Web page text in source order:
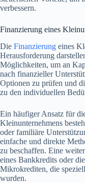
verbessern.
Finanzierung eines
Die Finanzierung eines
Herausforderung
Möglichkeiten, um an
nach finanzieller
Optionen zu prüfen und
zu den individuellen
Ein häufiger Ansatz für
Kleinunternehmens
oder familiäre
einfache und direkte
zu beschaffen. Eine
eines Bankkredits oder
Mikrokrediten, die
wurden.